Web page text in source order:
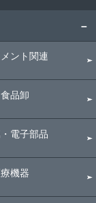
ント関連
品卸
電子部品
機器